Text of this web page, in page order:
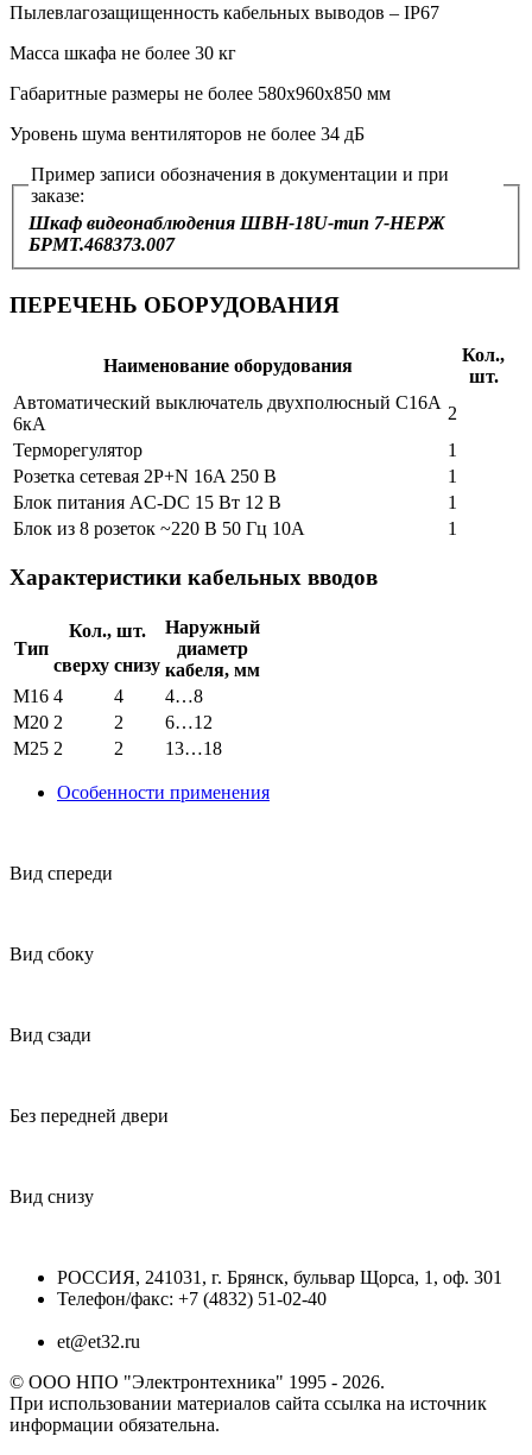
Пылевлагозащищенность кабельных выводов – IP67
Масса шкафа не более 30 кг
Габаритные размеры не более 580х960х850 мм
Уровень шума вентиляторов не более 34 дБ
Пример записи обозначения в документации и при
заказе:
Шкаф видеонаблюдения ШВН‑18U‑тип 7-НЕРЖ
БРМТ.468373.007
ПЕРЕЧЕНЬ ОБОРУДОВАНИЯ
Наименование оборудования
Кол.,
шт.
Автоматический выключатель двухполюсный С16А
6кА
2
Терморегулятор
1
Розетка сетевая 2P+N 16A 250 В
1
Блок питания AC-DC 15 Вт 12 В
1
Блок из 8 розеток ~220 В 50 Гц 10А
1
Характеристики кабельных вводов
Тип
Кол., шт.
Наружный
диаметр
кабеля, мм
сверху снизу
M16 4 4
4…8
M20 2 2
6…12
M25 2 2 13…18
Особенности применения
Вид спереди
Вид сбоку
Вид сзади
Без передней двери
Вид снизу
РОССИЯ, 241031, г. Брянск, бульвар Щорса, 1, оф. 301
Телефон/факс: +7 (4832) 51-02-40
et@et32.ru
© ООО НПО "Электронтехника" 1995 - 2026.
При использовании материалов сайта ссылка на источник
информации обязательна.